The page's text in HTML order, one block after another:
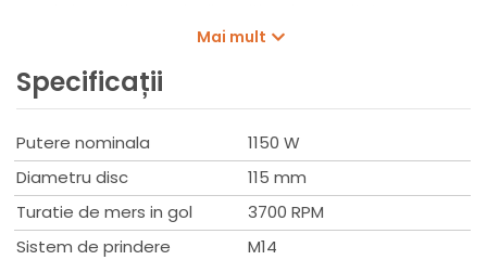
deteriorare furtun. Cuplare din alama cu actiune rapida
pentru 1/2" furtun.
ombilical. Blocare a axului.
Set de livrare
Maner
Suport de cablu Velcro
Mai mult
Specificații
Putere nominala
1150 W
Diametru disc
115 mm
Turatie de mers in gol
3700 RPM
Sistem de prindere
M14